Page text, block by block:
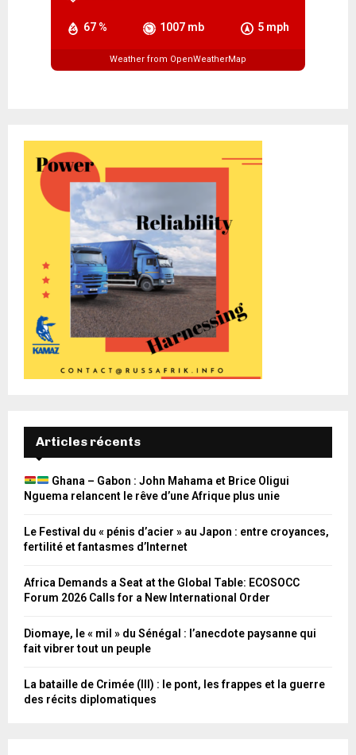
67 % 1007 mb 5 mph
Weather from OpenWeatherMap
Articles récents
Ghana – Gabon : John Mahama et Brice Oligui
Nguema relancent le rêve d’une Afrique plus unie
Le Festival du « pénis d’acier » au Japon : entre croyances,
fertilité et fantasmes d’Internet
Africa Demands a Seat at the Global Table: ECOSOCC
Forum 2026 Calls for a New International Order
Diomaye, le « mil » du Sénégal : l’anecdote paysanne qui
fait vibrer tout un peuple
La bataille de Crimée (III) : le pont, les frappes et la guerre
des récits diplomatiques